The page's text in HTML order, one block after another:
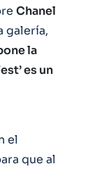
Chanel
galería,
la
es un
el
que al